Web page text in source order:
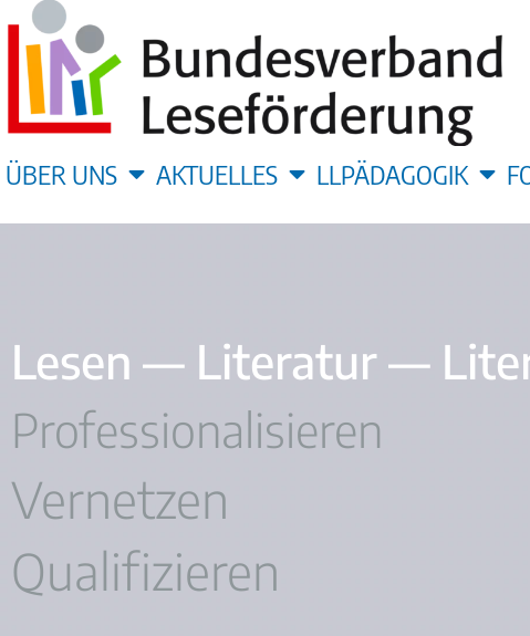
ÜBER UNS AKTUELLES LLPÄDAGOGIK
Lesen — Literatur —
Professionalisieren
Vernetzen
Qualifizieren